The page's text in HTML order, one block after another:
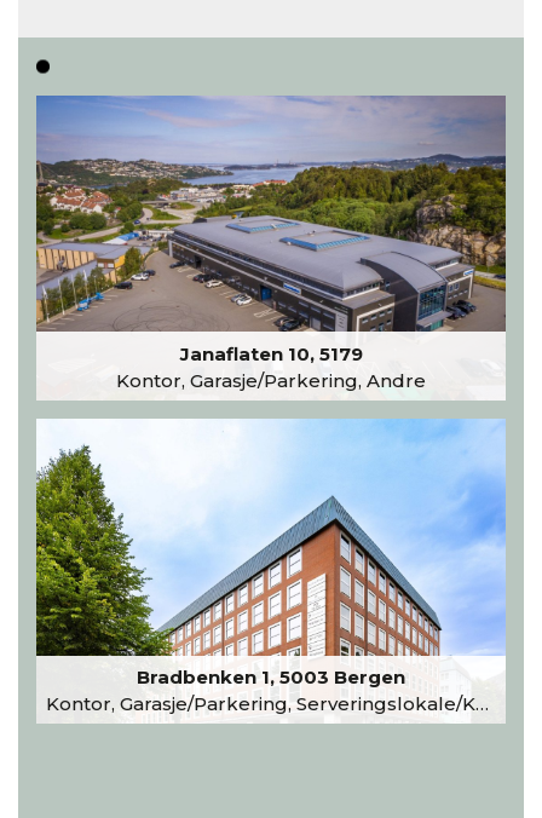
Les hele artikkelen
Janaflaten 10, 5179
Kontor, Garasje/Parkering, Andre
Bradbenken 1, 5003 Bergen
Kontor, Garasje/Parkering, Serveringslokale/Kantine, Undervisning/Arrangement